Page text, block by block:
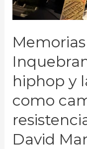
Memorias
hiphop y
como
David